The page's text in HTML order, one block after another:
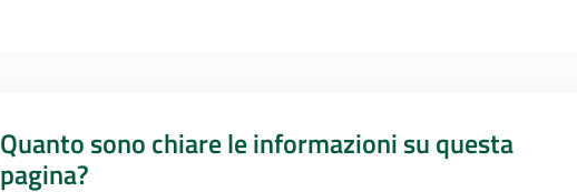
Quanto sono chiare le informazioni su questa
pagina?